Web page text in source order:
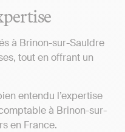
à Brinon-sur-Sauldre
tout en offrant un
entendu l’expertise
à Brinon-sur-
en France.